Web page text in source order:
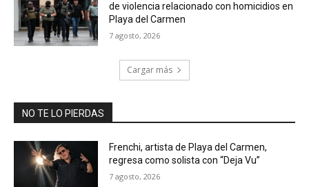
de violencia relacionado con homicidios en
Playa del Carmen
7 agosto, 2026
Cargar más
NO TE LO PIERDAS
Frenchi, artista de Playa del Carmen,
regresa como solista con “Deja Vu”
7 agosto, 2026